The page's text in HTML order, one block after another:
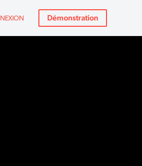
Démonstration